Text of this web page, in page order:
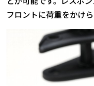
フロントに荷重をかけ